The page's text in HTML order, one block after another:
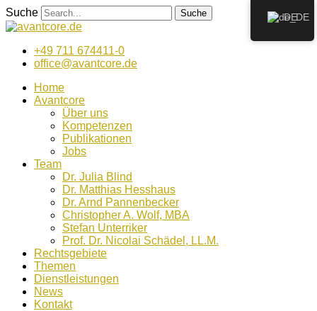
Zum
Inhalt
Suche Suche
+49 711 674411-0
office@avantcore.de
Home
Avantcore
Über uns
Kompetenzen
Publikationen
Jobs
Team
Dr. Julia Blind
Dr. Matthias Hesshaus
Dr. Arnd Pannenbecker
Christopher A. Wolf, MBA
Stefan Unterriker
Prof. Dr. Nicolai Schädel, LL.M.
Rechtsgebiete
Themen
Dienstleistungen
News
Kontakt
DE